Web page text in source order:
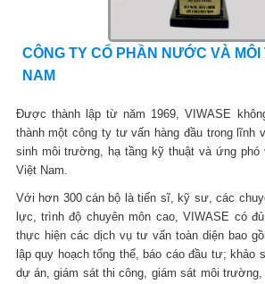
CÔNG TY CỔ PHẦN NƯỚC VÀ
NAM
Được thành lập từ năm 1969, VIWASE
thành một công ty tư vấn hàng đầu trong lĩnh
sinh môi trường, hạ tầng kỹ thuật và ứng phó
Việt Nam.
Với hơn 300 cán bộ là tiến sĩ, kỹ sư, các
lực, trình độ chuyên môn cao, VIWASE có
thực hiện các dịch vụ tư vấn toàn diện bao
lập quy hoạch tổng thể, báo cáo đầu tư; khảo
dự án, giám sát thi công, giám sát môi